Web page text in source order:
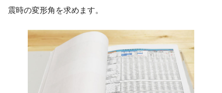
震時の変形角を求めます。